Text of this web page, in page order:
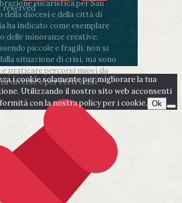
eucaristica per San
della diocesi e della città di
ha indicato come esemplare
delle minoranze creative:
piccole e fragili, non si
situazione di crisi, ma sono
praticare percorsi nuovi da
diverse e per certi versi
i cookie solamente per migliorare la tua
Utilizzando il nostro sito web acconsenti
con la nostra policy per i cookie. Ok